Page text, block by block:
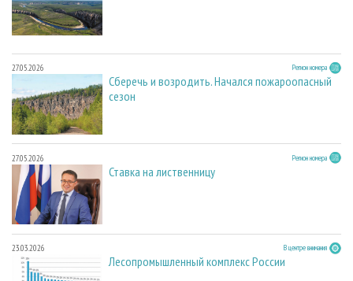
27.05.2026 Регион номера
Сберечь и возродить. Начался пожароопасный
сезон
27.05.2026 Регион номера
Ставка на лиственницу
23.03.2026 В центре внимания
Лесопромышленный комплекс России